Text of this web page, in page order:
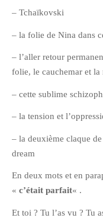
Pendant Ce Temps À
Pix&Music
BLOGROLL
David
Delphine
Julien
Vânia
– Tchaïkovski
– la folie de Nina dans
– l’aller retour
folie, le cauchemar et
– cette sublime
– la tension et
– la deuxième claque
dream
En deux mots et en
« c’était parfait« .
Et toi ? Tu l’as vu ? Tu